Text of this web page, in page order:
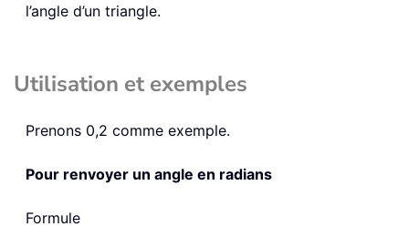
l’angle d’un triangle.
Utilisation et exemples
Prenons 0,2 comme exemple.
Pour renvoyer un angle en radians
Formule